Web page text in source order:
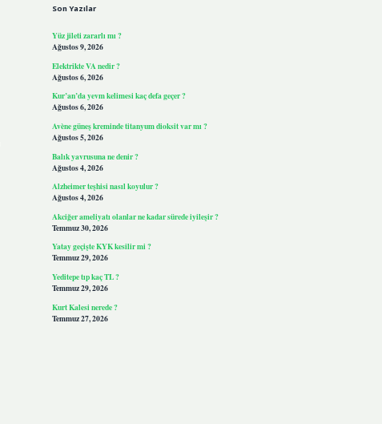
Son Yazılar
Yüz jileti zararlı mı ?
Ağustos 9, 2026
Elektrikte VA nedir ?
Ağustos 6, 2026
Kur’an’da yevm kelimesi kaç defa geçer ?
Ağustos 6, 2026
Avène güneş kreminde titanyum dioksit var mı ?
Ağustos 5, 2026
Balık yavrusuna ne denir ?
Ağustos 4, 2026
Alzheimer teşhisi nasıl koyulur ?
Ağustos 4, 2026
Akciğer ameliyatı olanlar ne kadar sürede iyileşir ?
Temmuz 30, 2026
Yatay geçişte KYK kesilir mi ?
Temmuz 29, 2026
Yeditepe tıp kaç TL ?
Temmuz 29, 2026
Kurt Kalesi nerede ?
Temmuz 27, 2026